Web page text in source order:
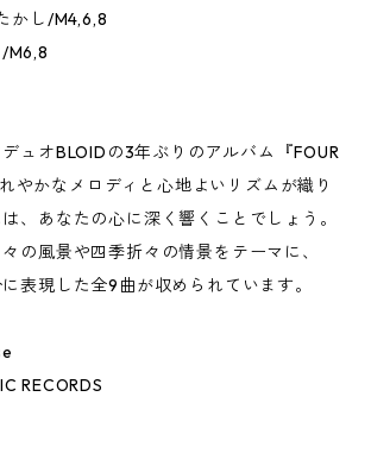
かし/M4,6,8
M6,8
ュオBLOIDの3年ぶりのアルバム『FOUR
やかなメロディと心地よいリズムが織り
、あなたの心に深く響くことでしょう。
の風景や四季折々の情景をテーマに、
表現した全9曲が収められています。
RECORDS